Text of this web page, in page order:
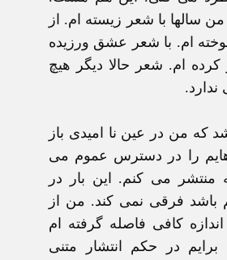
من سالها با شعر زيسته ام. از
ام. با شعر عشق ورزيده
کرده ام. شعر حالا ديگر هيچ
که من در عين نا اميدی باز
را در دسترس عموم می
منتشر می کنم. اين بار در
فرقی نمی کند. من از
کافی فاصله گرفته ام
برايم در حکم انتشار متنی